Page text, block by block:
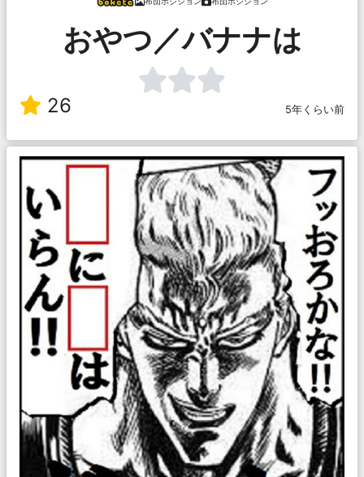
おやつ／バナナは
26 5年くらい前